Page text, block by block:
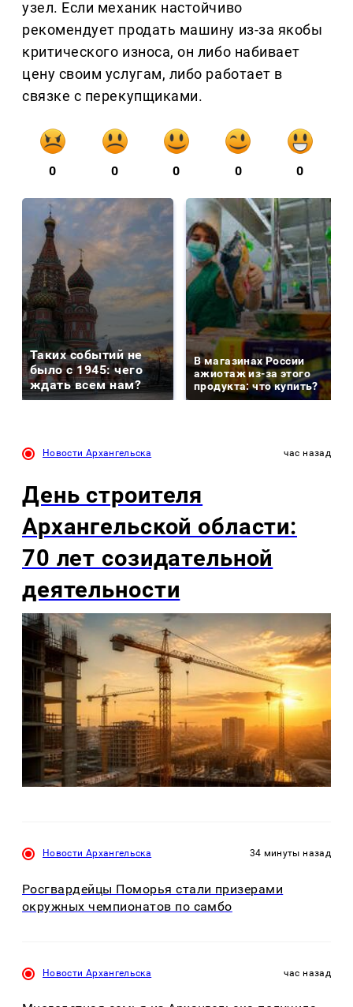
узел. Если механик настойчиво
рекомендует продать машину из-за якобы
критического износа, он либо набивает
цену своим услугам, либо работает в
связке с перекупщиками.
0 0 0 0 0
Таких событий не
было с 1945: чего
ждать всем нам?
В магазинах России
ажиотаж из-за этого
продукта: что купить?
Новости Архангельска час назад
День строителя
Архангельской области:
70 лет созидательной
деятельности
Новости Архангельска 34 минуты назад
Росгвардейцы Поморья стали призерами
окружных чемпионатов по самбо
Новости Архангельска час назад